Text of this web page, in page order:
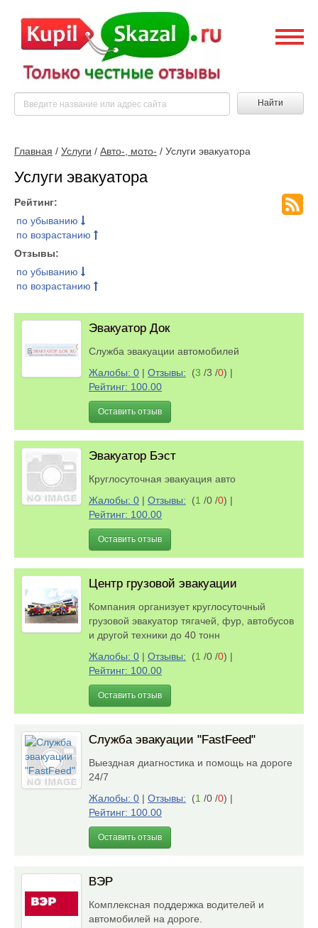
Найти
Главная / Услуги / Авто-, мото- / Услуги эвакуатора
Услуги эвакуатора
Рейтинг:
по убыванию
по возрастанию
Отзывы:
по убыванию
по возрастанию
Эвакуатор Док
Служба эвакуации автомобилей
Жалобы: 0 | Отзывы: (3 /3 /0) |
Рейтинг: 100.00
Оставить отзыв
Эвакуатор Бэст
Круглосуточная эвакуация авто
Жалобы: 0 | Отзывы: (1 /0 /0) |
Рейтинг: 100.00
Оставить отзыв
Центр грузовой эвакуации
Компания организует круглосуточный
грузовой эвакуатор тягачей, фур, автобусов
и другой техники до 40 тонн
Жалобы: 0 | Отзывы: (1 /0 /0) |
Рейтинг: 100.00
Оставить отзыв
Служба эвакуации "FastFeed"
Выездная диагностика и помощь на дороге
24/7
Жалобы: 0 | Отзывы: (1 /0 /0) |
Рейтинг: 100.00
Оставить отзыв
ВЭР
Комплексная поддержка водителей и
автомобилей на дороге.